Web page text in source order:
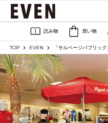
読み物 買い物
TOP EVEN 「サルベージパブリッ